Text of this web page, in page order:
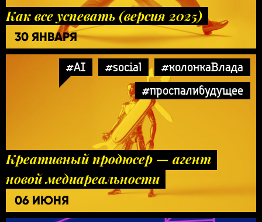
Как все успевать (версия 2025)
30 ЯНВАРЯ
#AI #social
#колонкаВлада
#проспалибудущее
Креативный продюсер — агент
новой медиареальности
06 ИЮНЯ